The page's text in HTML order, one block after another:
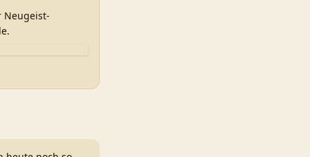
Neugeist-